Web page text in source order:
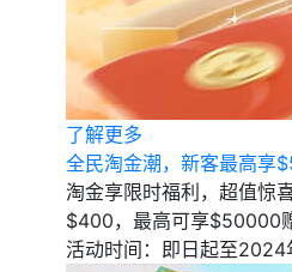
了解更多
全民淘金潮，新客最高享
淘金享限时福利，超值惊
$400，最高可享$50000
活动时间：即日起至2024